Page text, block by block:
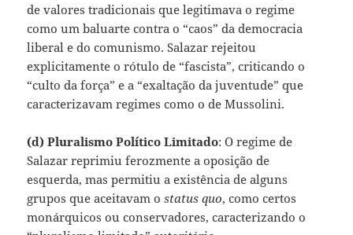
de valores tradicionais que legitimava o regime
como um baluarte contra o “caos” da democracia
liberal e do comunismo. Salazar rejeitou
explicitamente o rótulo de “fascista”, criticando o
“culto da força” e a “exaltação da juventude” que
caracterizavam regimes como o de Mussolini.
(d) Pluralismo Político Limitado: O regime de
Salazar reprimiu ferozmente a oposição de
esquerda, mas permitiu a existência de alguns
grupos que aceitavam ostatus quo, como certos
monárquicos ou conservadores, caracterizando o